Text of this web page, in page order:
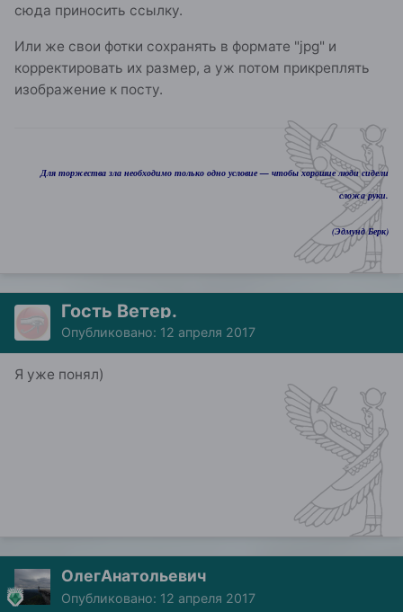
сюда приносить ссылку.
Или же свои фотки сохранять в формате "jpg" и
корректировать их размер, а уж потом прикреплять
изображение к посту.
Для торжества зла необходимо только одно условие — чтобы хорошие люди сидели
сложа руки.
(Эдмунд Берк)
Гость Ветер.
Опубликовано: 12 апреля 2017
Я уже понял)
ОлегАнатольевич
Опубликовано: 12 апреля 2017